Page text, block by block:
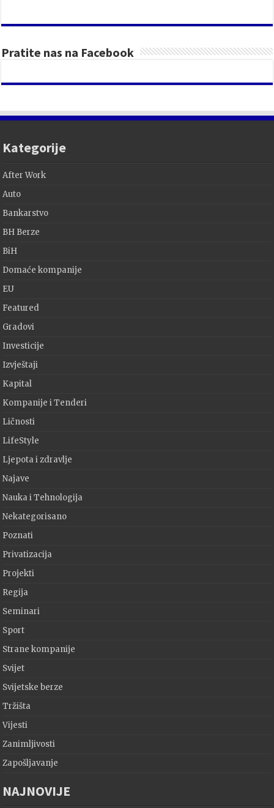
Pratite nas na Facebook
Kategorije
After Work
Auto
Bankarstvo
BH Berze
BiH
Domaće kompanije
EU
Featured
Gradovi
Investicije
Izvještaji
Kapital
Kompanije i Tenderi
Ličnosti
LifeStyle
Ljepota i zdravlje
Najave
Nauka i Tehnologija
Nekategorisano
Poznati
Privatizacija
Projekti
Regija
Seminari
Sport
Strane kompanije
Svijet
Svijetske berze
Tržišta
Vijesti
Zanimljivosti
Zapošljavanje
NAJNOVIJE